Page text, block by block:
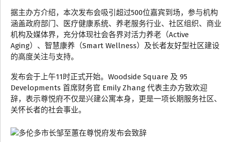
据主办方介绍，本次发布会吸引超过500位嘉宾到场，参与机构
涵盖政府部门、医疗健康系统、养老服务行业、社区组织、商业
机构及媒体界，充分体现社会各界对活力养老（Active
Aging）、智慧康养（Smart Wellness）及长者友好型社区建设
的高度关注与支持。
发布会于上午11时正式开始。Woodside Square 及 95
Developments 首席财务官 Emily Zhang 代表主办方致欢迎
辞，表示尊悦府不仅是兴建公寓本身，更是一项长期服务社区、
关怀长者的社会事业。